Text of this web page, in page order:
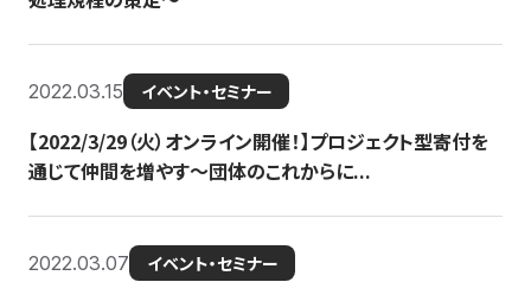
2022.03.15 イベント・セミナー
【2022/3/29（火）オンライン開催！】プロジェクト型寄付を
通じて仲間を増やす～団体のこれからに...
2022.03.07 イベント・セミナー